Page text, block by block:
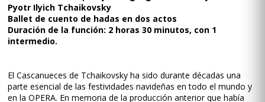
Pyotr Ilyich Tchaikovsky
Ballet de cuento de hadas en dos actos
Duración de la función: 2 horas 30 minutos, con 1
intermedio.
El Cascanueces de Tchaikovsky ha sido durante décadas una
parte esencial de las festividades navideñas en todo el mundo y
en la OPERA. En memoria de la producción anterior que había